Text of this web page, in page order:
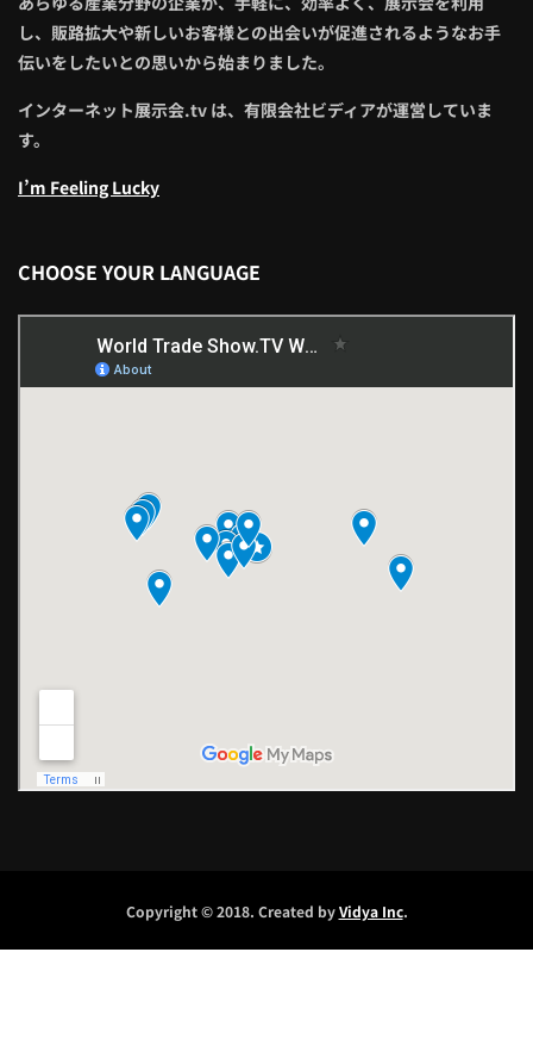
し、販路拡大や新しいお客様との出会いが促進されるようなお手
伝いをしたいとの思いから始まりました。
インターネット展示会.tv は、有限会社ビディアが運営していま
す。
I’m Feeling Lucky
CHOOSE YOUR LANGUAGE
Copyright © 2018. Created byVidya Inc.